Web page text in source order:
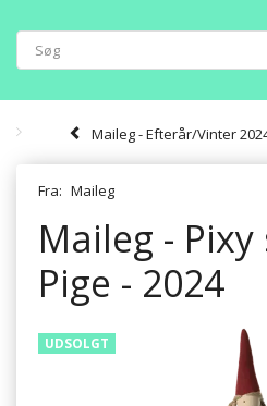
Maileg - Efterår/Vinter
Fra: Maileg
Maileg - Pixy
Pige - 2024
UDSOLGT